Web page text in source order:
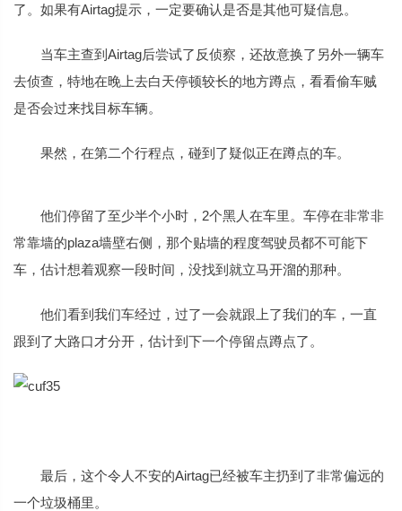
了。如果有Airtag提示，一定要确认是否是其他可疑信息。
当车主查到Airtag后尝试了反侦察，还故意换了另外一辆车
去侦查，特地在晚上去白天停顿较长的地方蹲点，看看偷车贼
是否会过来找目标车辆。
果然，在第二个行程点，碰到了疑似正在蹲点的车。
他们停留了至少半个小时，2个黑人在车里。车停在非常非
常靠墙的plaza墙壁右侧，那个贴墙的程度驾驶员都不可能下
车，估计想着观察一段时间，没找到就立马开溜的那种。
他们看到我们车经过，过了一会就跟上了我们的车，一直
跟到了大路口才分开，估计到下一个停留点蹲点了。
最后，这个令人不安的Airtag已经被车主扔到了非常偏远的
一个垃圾桶里。